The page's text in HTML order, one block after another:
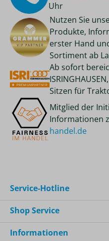
Uhr
Nutzen Sie
Produkte,
erster Hand
Sortiment ab
Ab sofort
Sitzen für
Mitglied der
Informationen
handel.de
Service-Hotline
Shop Service
Informationen